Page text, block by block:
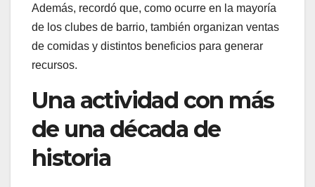
Además, recordó que, como ocurre en la mayoría
de los clubes de barrio, también organizan ventas
de comidas y distintos beneficios para generar
recursos.
Una actividad con más
de una década de
historia